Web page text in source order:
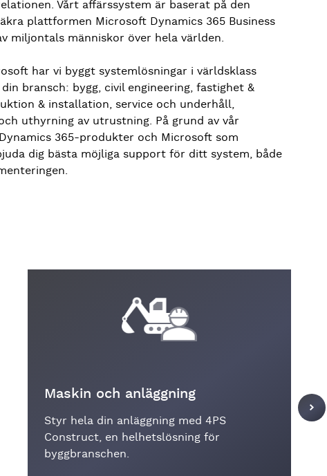
Vårt affärssystem är baserat på den
plattformen Microsoft Dynamics 365 Business
miljontals människor över hela världen.
har vi byggt systemlösningar i världsklass
bransch: bygg, civil engineering, fastighet &
& installation, service och underhåll,
uthyrning av utrustning. På grund av vår
365-produkter och Microsoft som
dig bästa möjliga support för ditt system, både
Maskin och anläggning
Styr hela din anläggning med 4PS
Construct, en helhetslösning för
byggbranschen.